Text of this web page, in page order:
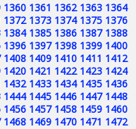
1360 1361 1362 1363 1364
1372 1373 1374 1375 1376
1384 1385 1386 1387 1388
1396 1397 1398 1399 1400
1408 1409 1410 1411 1412
1420 1421 1422 1423 1424
1432 1433 1434 1435 1436
1444 1445 1446 1447 1448
1456 1457 1458 1459 1460
1468 1469 1470 1471 1472